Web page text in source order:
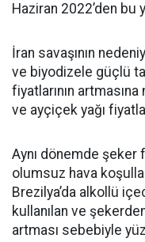
Haziran 2022’den bu
İran savaşının
ve biyodizele güçlü
fiyatlarının
ve ayçiçek yağı
Aynı dönemde şeker
olumsuz hava
Brezilya’da alkollü
kullanılan ve
artması sebebiyle